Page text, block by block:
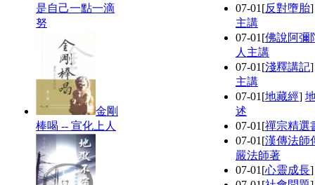
是自己一點一滴
努
金剛
棒喝 -- 宣化上人
07-01 [反對墮胎
主講
07-01 [佛說阿彌
人主講
07-01 [淺釋講記
主講
07-01 [地藏經]
述
07-01 [禪宗精選
07-01 [漢傳法師
嚴法師著
07-01 [心靈成長